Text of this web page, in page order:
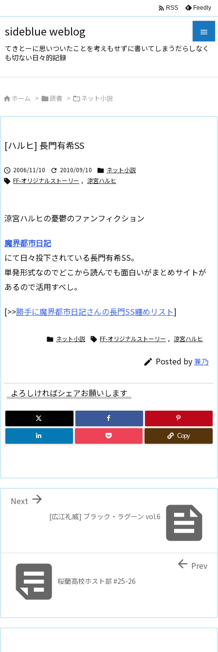
sideblue weblog
てきとーに思いついたことを考えもせずに書いてしまうだらしなく
も切ない日々的記録



 RSS Feedly
 ホーム > 読書 > ネット小説
[ハルヒ] 長門有希SS
 2006/11/10  2010/09/10  ネット小説
 FF-オリジナルストーリー , 涼宮ハルヒ
涼宮ハルヒの憂鬱のファンフィクション
魔界都市日記
にて日々投下されている長門有希SS。
単発形式なのでどこから読んでも面白いがまとめサイトが
あるので活用すべし。
[>>勝手に魔界都市日記さんの長門SS纏めリスト]
 ネット小説  FF-オリジナルストーリー , 涼宮ハルヒ
 Posted by兼乃
よろしければシェアお願いします
Copy

[広江礼威] ブラック・ラグーン vol.6

Next
桜蘭高校ホスト部 #25-26
 Prev